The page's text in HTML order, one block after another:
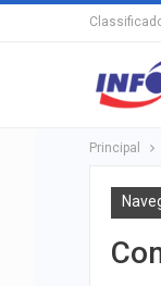
Principal